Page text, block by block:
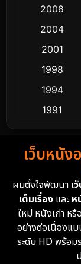
Crime อาชญ
Cult Film
Dance เต้น
Detective สื
Detective
Disney+
Drama ดรา
2008
2004
2001
1998
1994
1991
1988
1983
1962
เว็บหนัง
ผมตั้งใจพัฒนา เ
เต็มเรื่อง และห
ใหม่ หนังเก่า ห
อย่างต่อเนื่องแ
ระดับ HD พร้อม